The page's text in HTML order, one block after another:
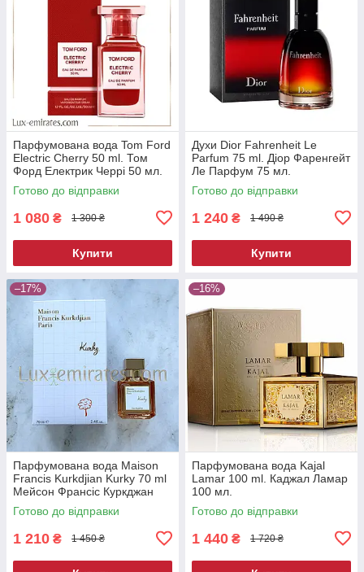
Парфумована вода Tom Ford
Electric Cherry 50 ml. Том
Форд Електрик Черрі 50 мл.
Готово до відправки
1 080 ₴ 1 300 ₴
Купити
Духи Dior Fahrenheit Le
Parfum 75 ml. Діор Фаренгейт
Ле Парфум 75 мл.
Готово до відправки
1 240 ₴ 1 490 ₴
Купити
–17%
Парфумована вода Maison
Francis Kurkdjian Kurky 70 ml
Мейсон Франсіс Куркджан
Курки 70 ml.
Готово до відправки
1 210 ₴ 1 450 ₴
–16%
Парфумована вода Kajal
Lamar 100 ml. Каджал Ламар
100 мл.
Готово до відправки
1 440 ₴ 1 720 ₴